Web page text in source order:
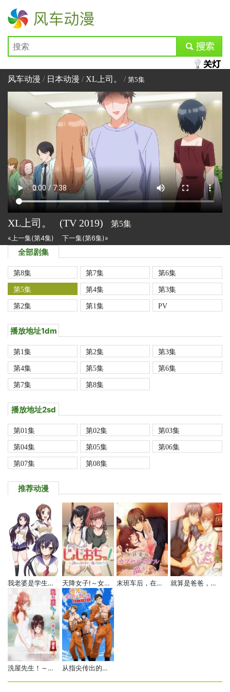
风车动漫
submit
风车动漫 / 日本动漫 / XL上司。 / 第5集
XL上司。 (TV 2019) 第5集
«上一集(第4集) 下一集(第6集)»
全部剧集
第8集 第7集
第6集
第5集
第4集
第3集
第2集
第1集 PV
播放地址1dm
第1集 第2集
第3集
第4集
第5集
第6集
第7集
第8集
播放地址2sd
第01集 第02集
第03集
第04集
第05集
第06集
第07集
第08集
推荐动漫
我老婆是学生会长 第二季 天降女子!～女孩子从2楼…掉了下来!?～ 末班车后，在胶囊旅馆向上司传递微热的夜晚。 就算是爸爸，也想做
洗屋先生！～我和那家伙在女浴池！?～ 从指尖传出的认真的热情-青梅竹马是消防员-